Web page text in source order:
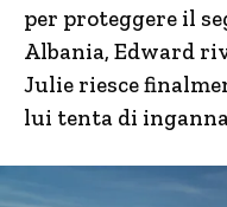
per proteggere il
Albania, Edward
Julie riesce
lui tenta di